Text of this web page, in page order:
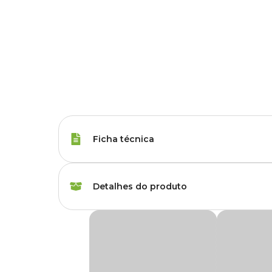
Ficha técnica
Tipo da Ração Super Premium
Detalhes do produto